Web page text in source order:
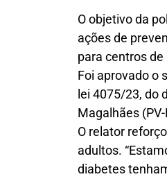
O objetivo da
ações de
para centros
Foi aprovado o
lei 4075/23, do
Magalhães
O relator
adultos.
diabetes